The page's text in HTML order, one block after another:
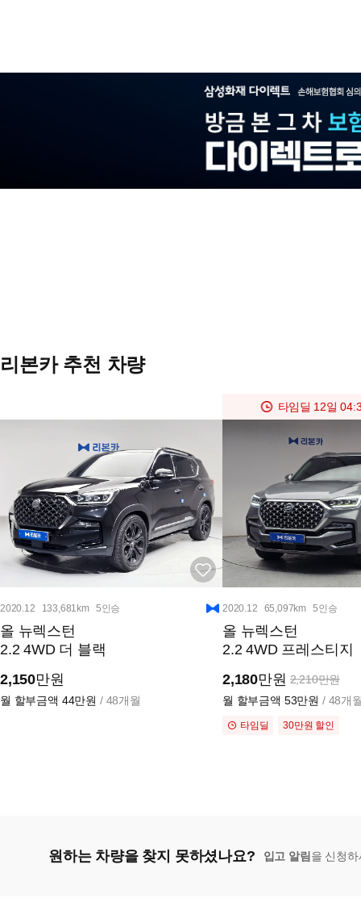
리본카 추천 차량
2020.12 133,681km 5인승
올 뉴렉스턴
2.2 4WD 더 블랙
2,150만원
월 할부금액 44만원 / 48개월
타임딜 12일
2020.12 65,097km 5인승
올 뉴렉스턴
2.2 4WD 프레스티지
2,180만원 2,210만원
월 할부금액 53만원 / 48개
타임딜 30만원 할인
원하는 차량을 찾지 못하셨나요? 입고 알림 을 신청